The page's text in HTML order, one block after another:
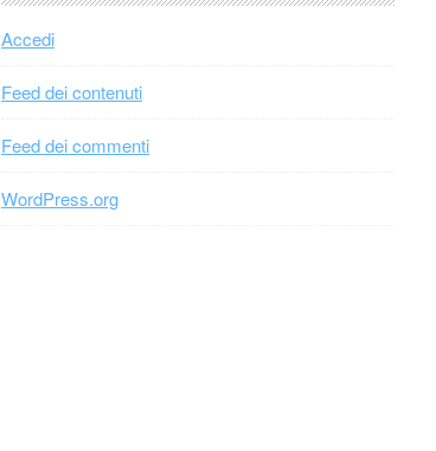
Accedi
Feed dei contenuti
Feed dei commenti
WordPress.org